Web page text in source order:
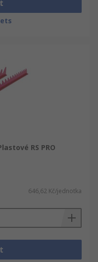
RS PRO
646,62 Kč/jednotka